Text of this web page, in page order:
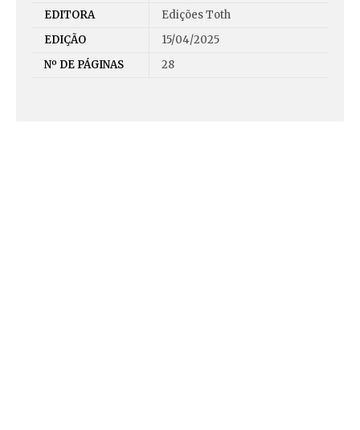
EDITORA
Edições Toth
EDIÇÃO
15/04/2025
Nº DE PÁGINAS
28